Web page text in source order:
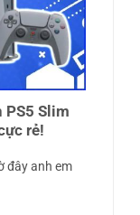
PS5 Slim
rẻ!
đây anh em